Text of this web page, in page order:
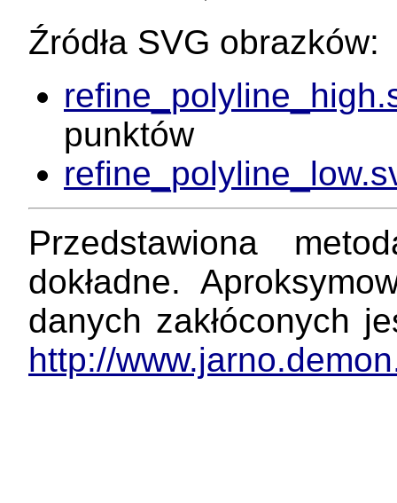
Źródła SVG obrazków:
punktów
Przedstawiona
dokładne.
danych zakłóconych
http://